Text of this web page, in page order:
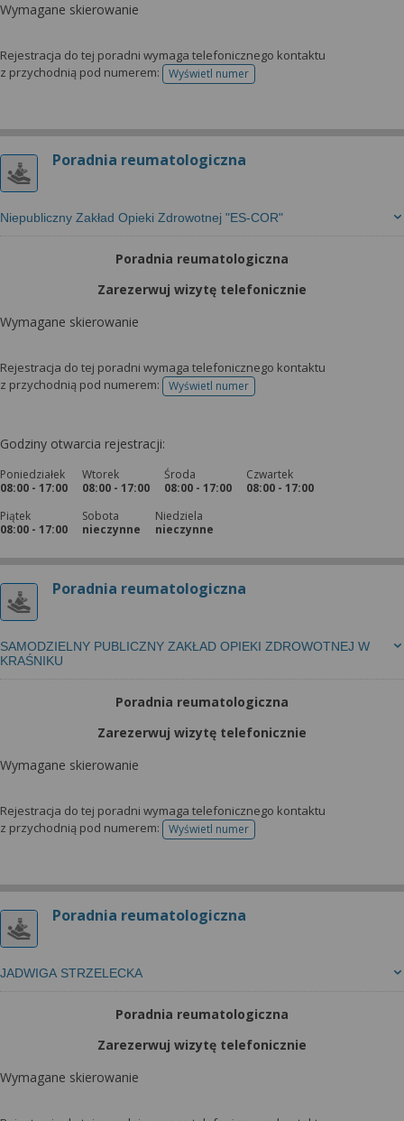
Wymagane skierowanie
Rejestracja do tej poradni wymaga telefonicznego kontaktu
z przychodnią pod numerem:
Wyświetl numertelefonu do rejestracji
Poradnia reumatologiczna
Niepubliczny Zakład Opieki Zdrowotnej "ES-COR"
Poradnia reumatologiczna
Zarezerwuj wizytę telefonicznie
Wymagane skierowanie
Rejestracja do tej poradni wymaga telefonicznego kontaktu
z przychodnią pod numerem:
Wyświetl numertelefonu do rejestracji
Godziny otwarcia rejestracji:
Poniedziałek
08:00 - 17:00
Wtorek
08:00 - 17:00
Środa
08:00 - 17:00
Czwartek
08:00 - 17:00
Piątek
08:00 - 17:00
Sobota
nieczynne
Niedziela
nieczynne
Poradnia reumatologiczna
SAMODZIELNY PUBLICZNY ZAKŁAD OPIEKI ZDROWOTNEJ W
KRAŚNIKU
Poradnia reumatologiczna
Zarezerwuj wizytę telefonicznie
Wymagane skierowanie
Rejestracja do tej poradni wymaga telefonicznego kontaktu
z przychodnią pod numerem:
Wyświetl numertelefonu do rejestracji
Poradnia reumatologiczna
JADWIGA STRZELECKA
Poradnia reumatologiczna
Zarezerwuj wizytę telefonicznie
Wymagane skierowanie